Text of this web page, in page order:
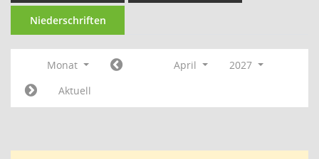
Niederschriften
Monat April
2027
Aktuell